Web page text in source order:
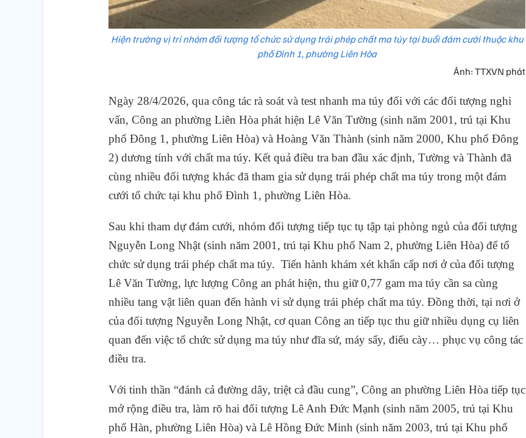
Hiện trường vị trí nhóm đối tượng tổ chức sử dụng trái phép chất ma túy tại buổi đám cưới thuộc khu
phố Đình 1, phường Liên Hòa
Ảnh: TTXVN phát
Ngày 28/4/2026, qua công tác rà soát và test nhanh ma túy đối với các đối tượng nghi
vấn, Công an phường Liên Hòa phát hiện Lê Văn Tường (sinh năm 2001, trú tại Khu
phố Đông 1, phường Liên Hòa) và Hoàng Văn Thành (sinh năm 2000, Khu phố Đông
2) dương tính với chất ma túy. Kết quả điều tra ban đầu xác định, Tường và Thành đã
cùng nhiều đối tượng khác đã tham gia sử dụng trái phép chất ma túy trong một đám
cưới tổ chức tại khu phố Đình 1, phường Liên Hòa.
Sau khi tham dự đám cưới, nhóm đối tượng tiếp tục tụ tập tại phòng ngủ của đối tượng
Nguyễn Long Nhật (sinh năm 2001, trú tại Khu phố Nam 2, phường Liên Hòa) để tổ
chức sử dụng trái phép chất ma túy. Tiến hành khám xét khẩn cấp nơi ở của đối tượng
Lê Văn Tường, lực lượng Công an phát hiện, thu giữ 0,77 gam ma túy cần sa cùng
nhiều tang vật liên quan đến hành vi sử dụng trái phép chất ma túy. Đồng thời, tại nơi ở
của đối tượng Nguyễn Long Nhật, cơ quan Công an tiếp tục thu giữ nhiều dụng cụ liên
quan đến việc tổ chức sử dụng ma túy như đĩa sứ, máy sấy, điếu cày… phục vụ công tác
điều tra.
Với tinh thần “đánh cả đường dây, triệt cả đầu cung”, Công an phường Liên Hòa tiếp tục
mở rộng điều tra, làm rõ hai đối tượng Lê Anh Đức Mạnh (sinh năm 2005, trú tại Khu
phố Hàn, phường Liên Hòa) và Lê Hồng Đức Minh (sinh năm 2003, trú tại Khu phố